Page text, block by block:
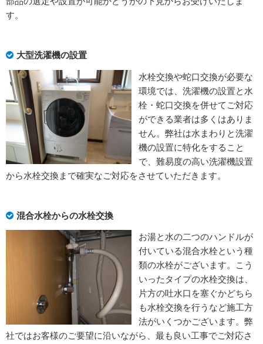
す。
大型洗濯機の設置
水栓交換や蛇口交換が必要な
環境では、洗濯機の設置と水
栓・蛇口交換を併せてご対応
ができる業者は多くはありま
せん。弊社は水まわりと洗濯
機の設置に特化をすること
で、難易度の高い洗濯機設置
から水栓交換まで確実なご対応をさせていただきます。
混合水栓からの水栓交換
お湯と水の二つのハンドルが
付いている混合水栓という種
類の水栓がございます。こう
いったタイプの水栓交換は、
片方の吐水口を塞ぐかどちら
も水栓交換を行うなど施工方
法がいくつかございます。弊
社ではお客様のご要望に沿いながら、最も良い工事でご対応さ